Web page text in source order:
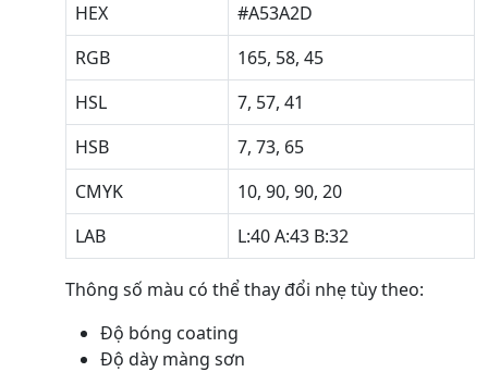
HEX
#A53A2D
RGB
165, 58, 45
HSL
7, 57, 41
HSB
7, 73, 65
CMYK
10, 90, 90, 20
LAB
L:40 A:43 B:32
Thông số màu có thể thay đổi nhẹ tùy theo:
Độ bóng coating
Độ dày màng sơn